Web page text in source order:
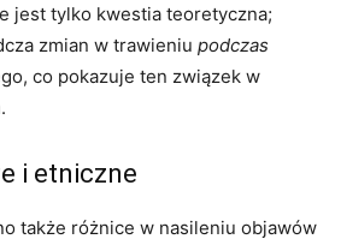
jest tylko kwestia teoretyczna;
zmian w trawieniu podczas
co pokazuje ten związek w
i etniczne
także różnice w nasileniu objawów